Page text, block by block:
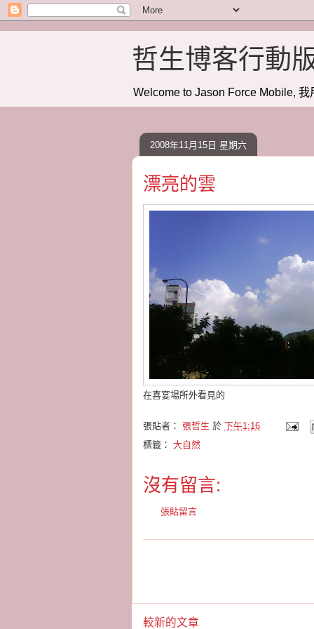
哲生博客行動
Welcome to Jason Force Mobile,
2008年11月15日 星期六
漂亮的雲
在喜宴場所外看見的
張貼者： 張哲生 於 下午1:16
標籤： 大自然
沒有留言:
張貼留言
較新的文章